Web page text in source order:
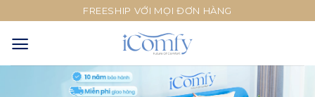
to
content
FREESHIP VỚI MỌI ĐƠN HÀNG